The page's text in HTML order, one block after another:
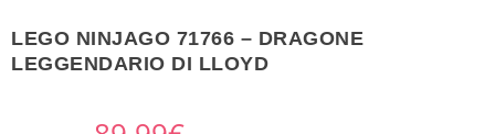
LEGO NINJAGO 71766 – DRAGONE
LEGGENDARIO DI LLOYD